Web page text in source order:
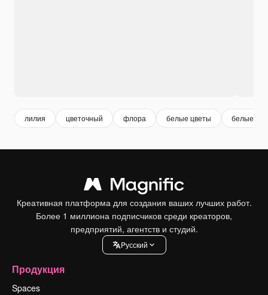
лилия цветочный флора белые цветы белые
Креативная платформа для создания ваших лучших работ.
Более 1 миллиона подписчиков среди креаторов,
предприятий, агентств и студий.
Pусский
Продукция
Spaces